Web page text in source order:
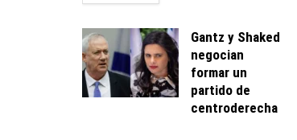
Gantz y Shaked
negocian
formar un
partido de
centroderecha